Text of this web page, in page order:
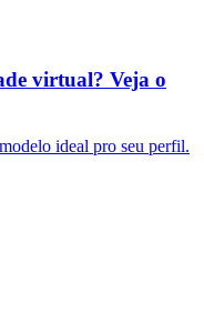
virtual? Veja o
ideal pro seu perfil.